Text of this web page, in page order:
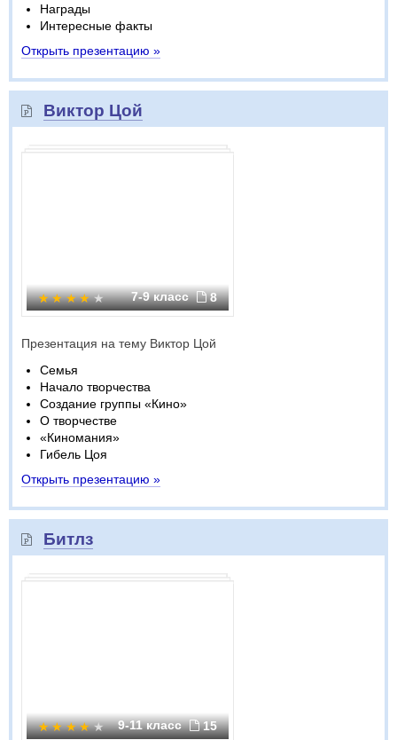
Награды
Интересные факты
Открыть презентацию »
Виктор Цой
7-9 класс 8
Презентация на тему Виктор Цой
Семья
Начало творчества
Создание группы «Кино»
О творчестве
«Киномания»
Гибель Цоя
Открыть презентацию »
Битлз
9-11 класс 15